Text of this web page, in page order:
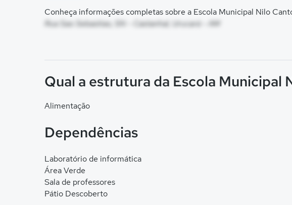
Conheça informações completas sobre a Escola Municipal Nilo
Rua Sao Sebastiao, SN - Castanhal, Urucará - AM
Qual a estrutura da Escola Municipal
Alimentação
Dependências
Laboratório de informática
Área Verde
Sala de professores
Pátio Descoberto